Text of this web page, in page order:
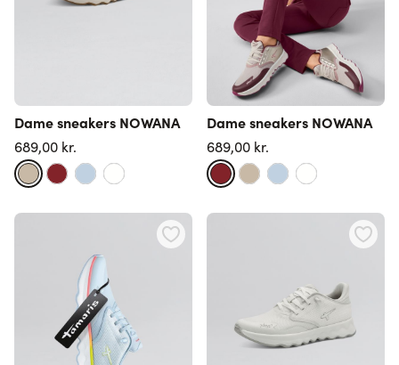
Dame sneakers NOWANA
689,00 kr.
Dame sneakers NOWANA
689,00 kr.